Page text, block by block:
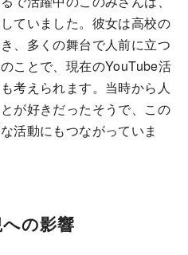
ていました。彼女は高校の
、多くの舞台で人前に立つ
ことで、現在のYouTube活
考えられます。当時から人
が好きだったそうで、この
活動にもつながっていま
の影響